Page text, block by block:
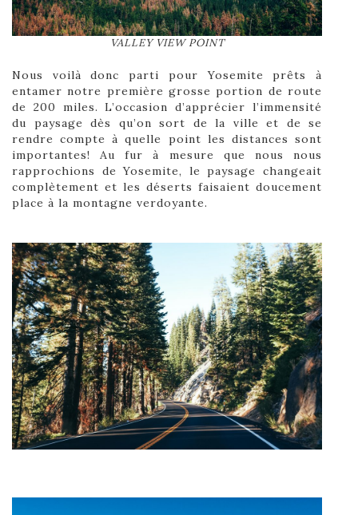
VALLEY VIEW POINT
Nous voilà donc parti pour Yosemite prêts à
entamer notre première grosse portion de route
de 200 miles. L’occasion d’apprécier l’immensité
du paysage dès qu’on sort de la ville et de se
rendre compte à quelle point les distances sont
importantes! Au fur à mesure que nous nous
rapprochions de Yosemite, le paysage changeait
complètement et les déserts faisaient doucement
place à la montagne verdoyante.